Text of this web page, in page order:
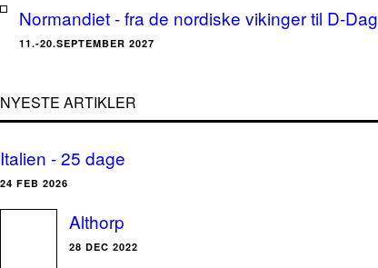
Normandiet - fra de nordiske vikinger til D-Dag
11.-20.SEPTEMBER 2027
NYESTE ARTIKLER
Italien - 25 dage
24 FEB 2026
Althorp
28 DEC 2022